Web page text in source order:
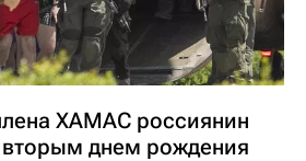
ХАМАС россиянин
вторым днем рождения